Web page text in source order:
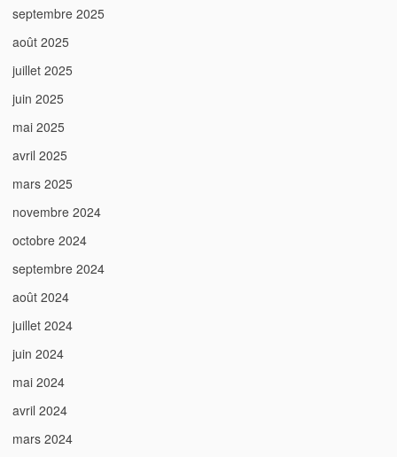
septembre 2025
août 2025
juillet 2025
juin 2025
mai 2025
avril 2025
mars 2025
novembre 2024
octobre 2024
septembre 2024
août 2024
juillet 2024
juin 2024
mai 2024
avril 2024
mars 2024